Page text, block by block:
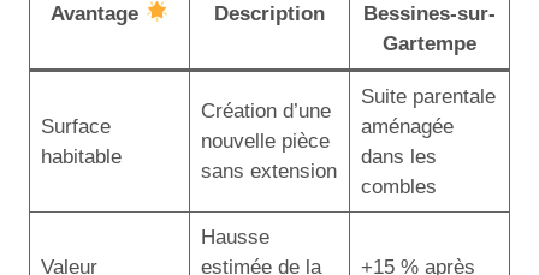
Avantage Description
Bessines-sur-
Gartempe
Surface
habitable
Création d’une
nouvelle pièce
sans extension
Suite parentale
aménagée
dans les
combles
Valeur
Hausse
estimée de la
+15 % après